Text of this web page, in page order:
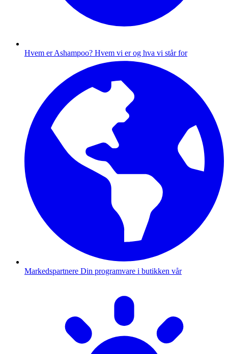
Hvem er Ashampoo? Hvem vi er og hva vi står for
Markedspartnere Din programvare i butikken vår